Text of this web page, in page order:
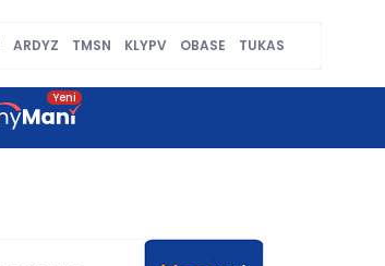
ARDYZ TMSN KLYPV OBASE TUKAS